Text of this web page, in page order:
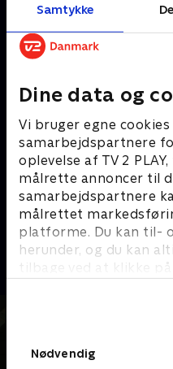
Samtykke
Dine data og
Vi bruger egne
samarbejdspartnere
oplevelse af TV 2
målrette annoncer til
samarbejdspartnere
målrettet
platforme. Du kan til-
herunder, og du kan
tilbage ved at klikke på
Nødvendig
Andre så også
Happy fucking Pride
Drama • 1 sæsoner